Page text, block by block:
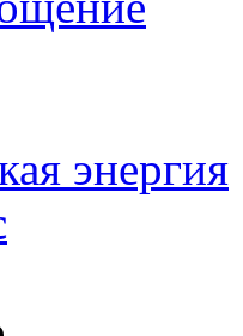
энергия